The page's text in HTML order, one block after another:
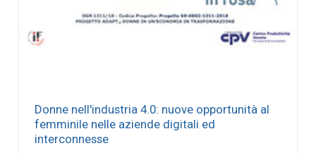
Donne nell'industria 4.0: nuove opportunità al
femminile nelle aziende digitali ed
interconnesse